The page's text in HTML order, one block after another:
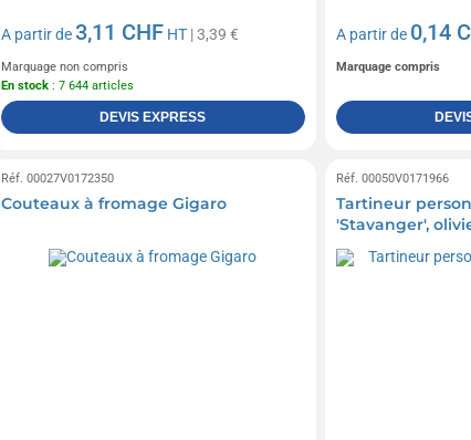
A partir de3,11 CHF HT | 3,39 €
Marquage non compris
En stock : 7 644 articles
DEVIS EXPRESS
A partir de 0,14
Marquage compris
Réf. 00027V0172350
Couteaux à fromage Gigaro
Réf. 00050V0171966
Tartineur
'Stavanger',